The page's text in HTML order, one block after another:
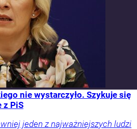
nie wystarczyło. Szykuje się
z PiS
jeden z najważniejszych ludzi